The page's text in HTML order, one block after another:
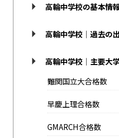
高輪中学校の基本情報
高輪中学校｜過去の
高輪中学校｜主要大
難関国立大合格数
早慶上理合格数
GMARCH合格数